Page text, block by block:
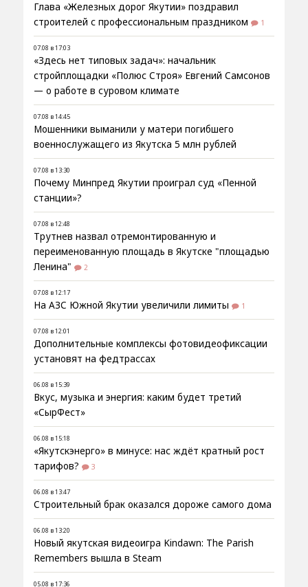
Глава «Железных дорог Якутии» поздравил
строителей с профессиональным праздником
1
07.08 в 17:03
«Здесь нет типовых задач»: начальник
стройплощадки «Полюс Строя» Евгений Самсонов
— о работе в суровом климате
07.08 в 14:45
Мошенники выманили у матери погибшего
военнослужащего из Якутска 5 млн рублей
07.08 в 13:30
Почему Минпред Якутии проиграл суд «Пенной
станции»?
07.08 в 12:48
Трутнев назвал отремонтированную и
переименованную площадь в Якутске "площадью
Ленина"
2
07.08 в 12:17
На АЗС Южной Якутии увеличили лимиты 1
07.08 в 12:01
Дополнительные комплексы фотовидеофиксации
установят на федтрассах
06.08 в 15:39
Вкус, музыка и энергия: каким будет третий
«СырФест»
06.08 в 15:18
«Якутскэнерго» в минусе: нас ждёт кратный рост
тарифов?
3
06.08 в 13:47
Строительный брак оказался дороже самого дома
06.08 в 13:20
Новый якутская видеоигра Kindawn: The Parish
Remembers вышла в Steam
05.08 в 17:36